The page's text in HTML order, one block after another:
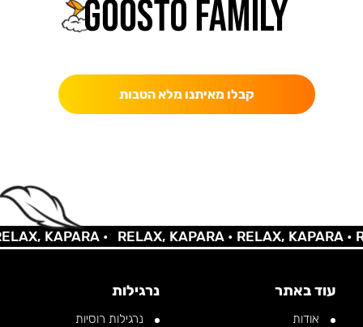
קבלו מאיתנו מלא הטבות
KAPARA • RELAX, KAPARA •RELAX, KAPARA •
עוד באתר
אודות
נרגילות
נרגילות רוסיות